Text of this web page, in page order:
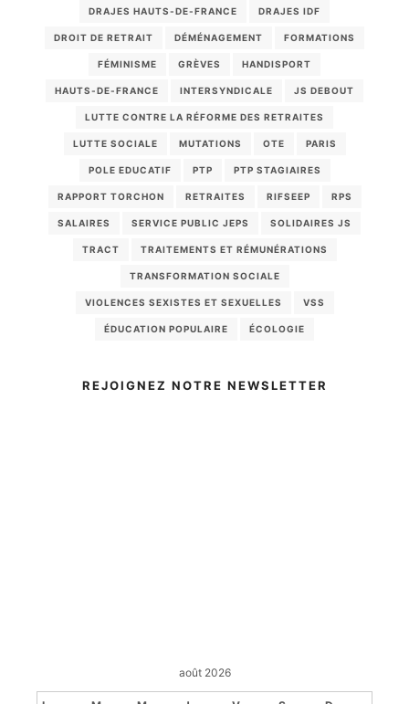
DRAJES HAUTS-DE-FRANCE DRAJES IDF
DROIT DE RETRAIT DÉMÉNAGEMENT FORMATIONS
FÉMINISME GRÈVES HANDISPORT
HAUTS-DE-FRANCE INTERSYNDICALE JS DEBOUT
LUTTE CONTRE LA RÉFORME DES RETRAITES
LUTTE SOCIALE MUTATIONS OTE PARIS
POLE EDUCATIF PTP PTP STAGIAIRES
RAPPORT TORCHON RETRAITES RIFSEEP RPS
SALAIRES SERVICE PUBLIC JEPS SOLIDAIRES JS
TRACT TRAITEMENTS ET RÉMUNÉRATIONS
TRANSFORMATION SOCIALE
VIOLENCES SEXISTES ET SEXUELLES VSS
ÉDUCATION POPULAIRE ÉCOLOGIE
REJOIGNEZ NOTRE NEWSLETTER
août 2026